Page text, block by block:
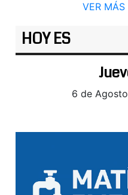
VER MÁS
HOY ES
6 de